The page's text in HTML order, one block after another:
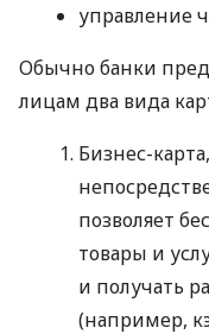
управление
Обычно банки
лицам два вида
Бизнес-
позволяет
товары и
и получать
(например,